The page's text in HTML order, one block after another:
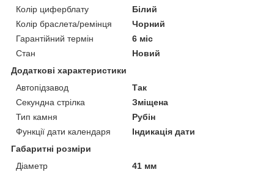
Колір циферблату
Білий
Колір браслета/ремінця
Чорний
Гарантійний термін
6 міс
Стан
Новий
Додаткові характеристики
Автопідзавод
Так
Секундна стрілка
Зміщена
Тип камня
Рубін
Функції дати календаря
Індикація дати
Габаритні розміри
Діаметр
41 мм